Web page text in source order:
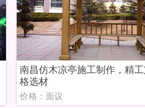
南昌仿木凉亭施工制作，精
格选材
价格：面议